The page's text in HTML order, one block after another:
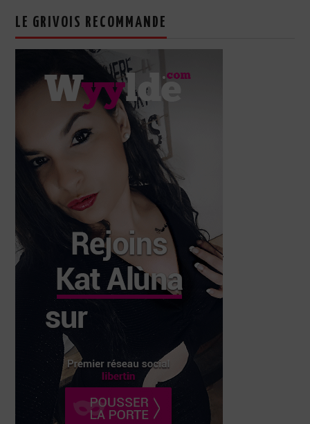
LE GRIVOIS RECOMMANDE